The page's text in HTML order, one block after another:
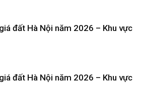
đất Hà Nội năm 2026 – Khu vực
đất Hà Nội năm 2026 – Khu vực